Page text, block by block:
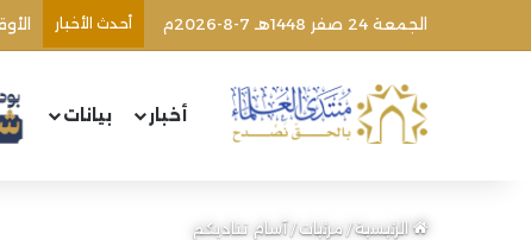
الجمعة 24 صفر 1448هـ 7-8-2026م أحدث الأخبار
أخبار بيانات
الرئيسية/مرئيات/آسام تناديكم